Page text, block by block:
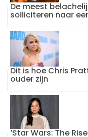
De meest
solliciteren naar
Dit is hoe Chris
ouder zijn
‘Star Wars: The